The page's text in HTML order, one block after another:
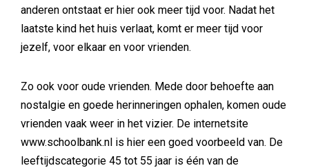
anderen ontstaat er hier ook meer tijd voor. Nadat het
laatste kind het huis verlaat, komt er meer tijd voor
jezelf, voor elkaar en voor vrienden.
Zo ook voor oude vrienden. Mede door behoefte aan
nostalgie en goede herinneringen ophalen, komen oude
vrienden vaak weer in het vizier. De internetsite
www.schoolbank.nl is hier een goed voorbeeld van. De
leeftijdscategorie 45 tot 55 jaar is één van de